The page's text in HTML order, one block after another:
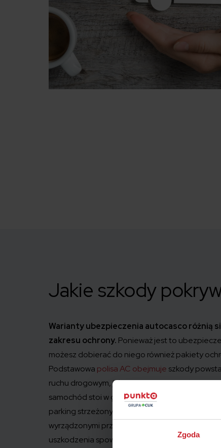
Zgoda
Jakie szkody
Warianty ubezpieczenia autocasco różnią
zakresu ochrony. Ponieważ jest to
możesz dobierać do niego również pakiety
Podstawowa polisa AC obejmuje szkody
ruchu drogowym, jak i poza nim, również w
samochód stoi w garażu czy na parkingu, nawet
parking strzeżony. Zakres polisy chroni zarówno
wyrządzonymi przez osoby trzecie, jak i wypadki
uszkodzenia spowodowane gradobiciem,